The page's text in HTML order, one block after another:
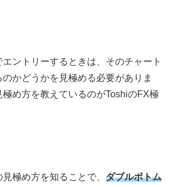
ントリーするときは、そのチャート
かどうかを見極める必要がありま
め方を教えているのがToshiのFX極
極め方を知ることで、 ダブルボトム